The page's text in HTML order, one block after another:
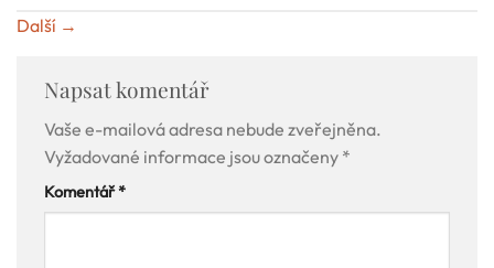
Další →
Napsat komentář
Vaše e-mailová adresa nebude zveřejněna.
Vyžadované informace jsou označeny *
Komentář*